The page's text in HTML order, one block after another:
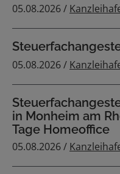
05.08.2026 /
05.08.2026 /
in Monheim am
Tage Homeoffice
05.08.2026 /